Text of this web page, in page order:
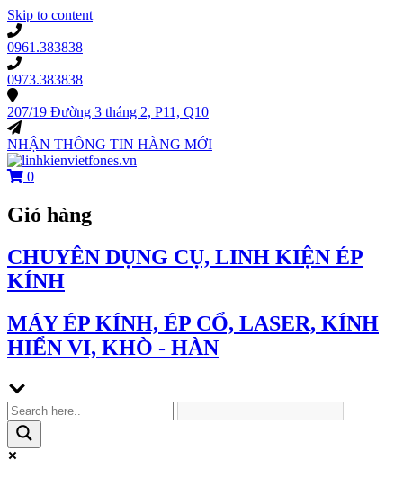
Skip to content
0961.383838
0973.383838
207/19 Đường 3 tháng 2, P11, Q10
NHẬN THÔNG TIN HÀNG MỚI
0
Giỏ hàng
CHUYÊN DỤNG CỤ, LINH KIỆN ÉP
KÍNH
MÁY ÉP KÍNH, ÉP CỔ, LASER, KÍNH
HIỂN VI, KHÒ - HÀN